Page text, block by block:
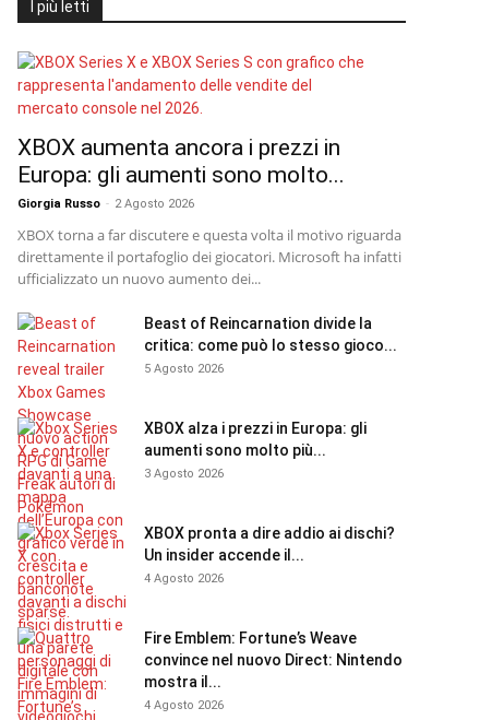
I più letti
XBOX aumenta ancora i prezzi in
Europa: gli aumenti sono molto...
Giorgia Russo - 2 Agosto 2026
XBOX torna a far discutere e questa volta il motivo riguarda
direttamente il portafoglio dei giocatori. Microsoft ha infatti
ufficializzato un nuovo aumento dei...
Beast of Reincarnation divide la
critica: come può lo stesso gioco...
5 Agosto 2026
XBOX alza i prezzi in Europa: gli
aumenti sono molto più...
3 Agosto 2026
XBOX pronta a dire addio ai dischi?
Un insider accende il...
4 Agosto 2026
Fire Emblem: Fortune’s Weave
convince nel nuovo Direct: Nintendo
mostra il...
4 Agosto 2026